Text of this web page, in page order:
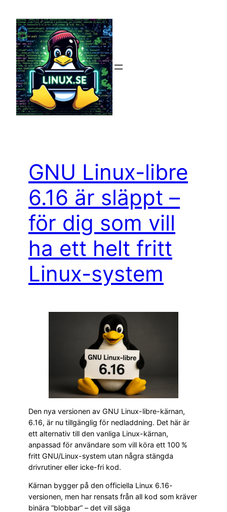
innehåll
GNU Linux-libre
6.16 är släppt –
för dig som vill
ha ett helt fritt
Linux-system
Den nya versionen av GNU Linux-libre-kärnan,
6.16, är nu tillgänglig för nedladdning. Det här är
ett alternativ till den vanliga Linux-kärnan,
anpassad för användare som vill köra ett 100 %
fritt GNU/Linux-system utan några stängda
drivrutiner eller icke-fri kod.
Kärnan bygger på den officiella Linux 6.16-
versionen, men har rensats från all kod som kräver
binära “blobbar” – det vill säga